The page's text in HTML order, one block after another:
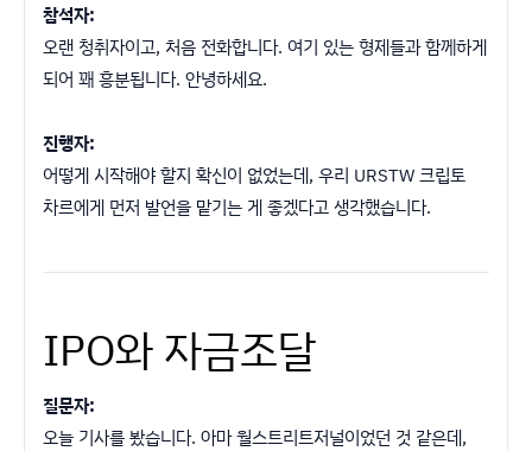
참석자:
오랜 청취자이고, 처음 전화합니다. 여기 있는 형제들과 함께하게
되어 꽤 흥분됩니다. 안녕하세요.
진행자:
어떻게 시작해야 할지 확신이 없었는데, 우리 URSTW 크립토
차르에게 먼저 발언을 맡기는 게 좋겠다고 생각했습니다.
IPO와 자금조달
질문자:
오늘 기사를 봤습니다. 아마 월스트리트저널이었던 것 같은데,